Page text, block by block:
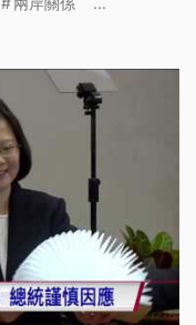
蔡英文針對兩岸關